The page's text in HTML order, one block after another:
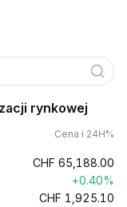
rynkowej
Cena i 24H%
CHF 65,188.00
+0.40%
CHF 1,925.10